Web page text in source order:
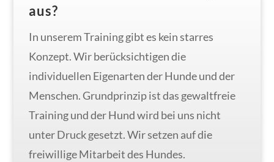
aus?
In unserem Training gibt es kein starres
Konzept. Wir berücksichtigen die
individuellen Eigenarten der Hunde und der
Menschen. Grundprinzip ist das gewaltfreie
Training und der Hund wird bei uns nicht
unter Druck gesetzt. Wir setzen auf die
freiwillige Mitarbeit des Hundes.